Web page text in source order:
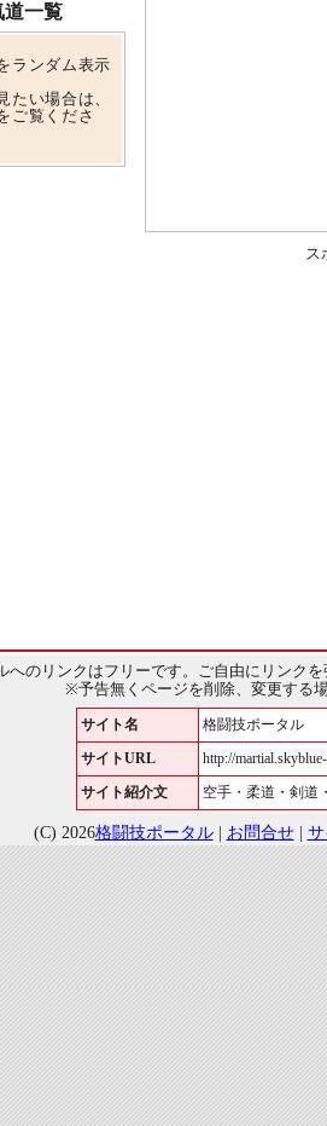
ス
道一覧
ランダム表示
たい場合は、
ご覧くださ
へのリンクはフリーです。ご自由にリンク
※予告無くページを削除、変更する
サイト名 格闘技ポータル
サイトURL http://
サイト紹介文 空手・柔道・剣道
(C) 2026格闘技ポータル| お問合せ|